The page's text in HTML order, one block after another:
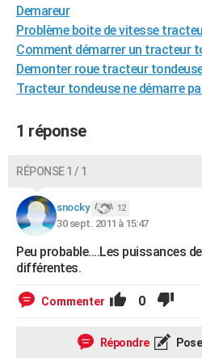
Art de vivre
Bien-être
Loisirs
Mode
Modes de vie
SANTE
Alimentation
Guide de la santé
Maladies
Médicaments
Sommeil
VOYAGE
Destinations
City break
Voyage nature
Voyage de noces
Forum
Climat
+PHOTO
BONS PLANS
CARTE DE VOEUX
Carte de Noël
Carte Bonne année
Carte Saint-Valentin
Carte Pâques
Carte d'anniversaire
DICTIONNAIRE
Dictionnaire
Biographies
Citations
Expressions
Proverbes
COPAINS D'AVANT
S'inscrire
Se connecter
Lycées
Collèges
Primaires
Universités
Entreprises
Service militaire
Avis de recherche
AVIS DE DÉCÈS
Demareur
Problème boite de vitesse
Comment démarrer un tracteur
Demonter roue tracteur
Tracteur tondeuse ne démarre
1 réponse
RÉPONSE 1 / 1
snocky 12
30 sept. 2011 à 15:47
Peu probable....Les puissances
différentes.
Commenter 0
Répondre